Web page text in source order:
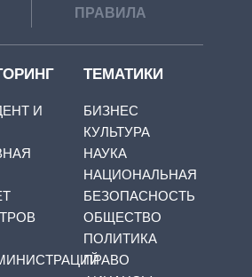
ПРАВИЛА
И
ТЕМАТИКИ
БИЗНЕС
КУЛЬТУРА
НАУКА
НАЦИОНАЛЬНАЯ
БЕЗОПАСНОСТЬ
ОБЩЕСТВО
ПОЛИТИКА
ПРАВО